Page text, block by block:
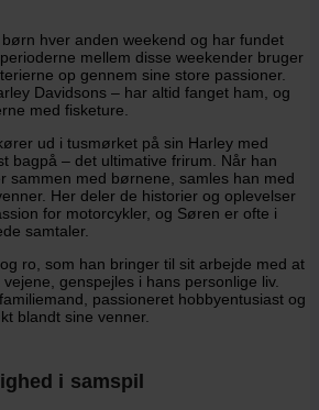
hver anden weekend og har fundet
mellem disse weekender bruger
op gennem sine store passioner.
Davidsons – har altid fanget ham, og
med fisketure.
ud i tusmørket på sin Harley med
bagpå – det ultimative frirum. Når han
sammen med børnene, samles han med
Her deler de historier og oplevelser
for motorcykler, og Søren er ofte i
samtaler.
ro, som han bringer til sit arbejde med at
genspejles i hans personlige liv.
passioneret hobbyentusiast og
blandt sine venner.
i samspil